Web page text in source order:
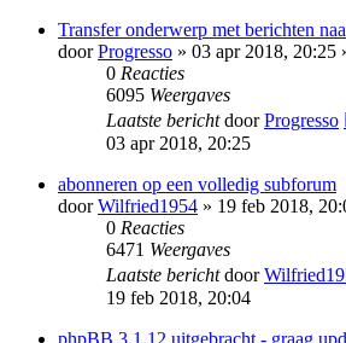
Transfer onderwerp met berichten
doorProgresso » 03 apr 2018, 20:25
0 Reacties
6095 Weergaves
Laatste berichtdoorProgresso
03 apr 2018, 20:25
abonneren op een volledig subforum
doorWilfried1954 » 19 feb 2018,
0 Reacties
6471 Weergaves
Laatste berichtdoor
19 feb 2018, 20:04